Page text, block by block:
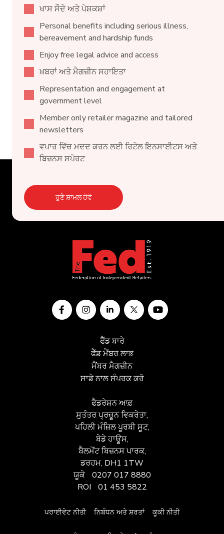
ਖਾਸ ਸੌਦੇ ਅਤੇ ਪੇਸ਼ਕਸ਼ਾਂ
Personal benefits including serious illness,
bereavement and hardship funds
Enjoy free legal advice and access
ਖ਼ਬਰਾਂ ਅਤੇ ਮੈਗਜ਼ੀਨ ਸਹਾਇਤਾ
Representation and engagement at
government level
Member only retailer magazine and tailored
newsletters
ਵਪਾਰ ਵਿੱਚ ਮਦਦ ਕਰਨ ਲਈ ਰਿਟੇਲ ਇਨਸਾਈਟਸ ਅਤੇ
ਬਿਜ਼ਨਸ ਸਪੋਰਟ
ਹੁਣੇ ਸ਼ਾਮਲ ਹੋਵੋ
ਫੈੱਡ ਬਾਰੇ
ਫੈੱਡ ਮੈਂਬਰ ਲਾਭ
ਮੈਂਬਰ ਮੈਗਜ਼ੀਨ
ਸਾਡੇ ਨਾਲ ਸੰਪਰਕ ਕਰੋ
ਫੈਡਰੇਸ਼ਨ ਆਫ਼
ਸੁਤੰਤਰ ਪ੍ਰਚੂਨ ਵਿਕਰੇਤਾ,
ਪਹਿਲੀ ਮੰਜ਼ਿਲ ਪੂਰਬੀ ਸੂਟ,
ਬੇਡੇ ਹਾਊਸ,
ਬੈਲਮੋਂਟ ਬਿਜ਼ਨਸ ਪਾਰਕ,
ਡਰਹਮ, DH1 1TW
ਯੂਕੇ 0207 017 8880
ROI
01 453 5822
ਪਰਾਈਵੇਟ ਨੀਤੀ ਨਿਬੰਧਨ ਅਤੇ ਸ਼ਰਤਾਂ ਕੂਕੀ ਨੀਤੀ